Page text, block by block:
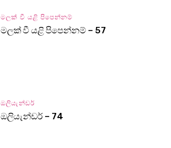
මලක් වී යළි පිපෙන්නම්
මලක් වී යළි පිපෙන්නම් – 57
ඔලියැන්ඩර්
ඔලියැන්ඩර් – 74